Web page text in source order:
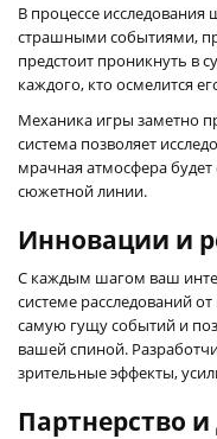
В процессе
страшными событиями,
предстоит проникнуть в
каждого, кто осмелится
Механика игры заметно
система позволяет
мрачная атмосфера
сюжетной линии.
Инновации и
С каждым шагом ваш
системе расследований
самую гущу событий и
вашей спиной.
зрительные эффекты,
Партнерство